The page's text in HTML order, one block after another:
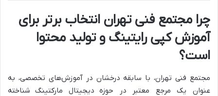
چرا مجتمع فنی تهران انتخاب برتر برای
آموزش کپی رایتینگ و تولید محتوا
است؟
مجتمع فنی تهران، با سابقه درخشان در آموزش‌های تخصصی، به
عنوان یک مرجع معتبر در حوزه دیجیتال مارکتینگ شناخته